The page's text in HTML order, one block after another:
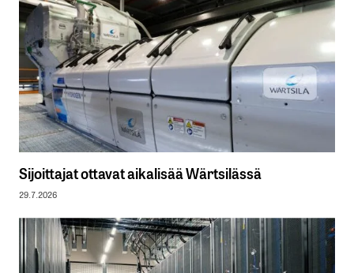
Sijoittajat ottavat aikalisää Wärtsilässä
29.7.2026